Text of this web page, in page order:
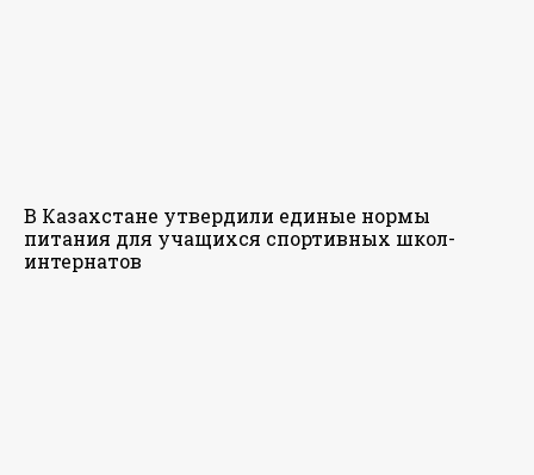
В Казахстане утвердили единые нормы
питания для учащихся спортивных школ-
интернатов